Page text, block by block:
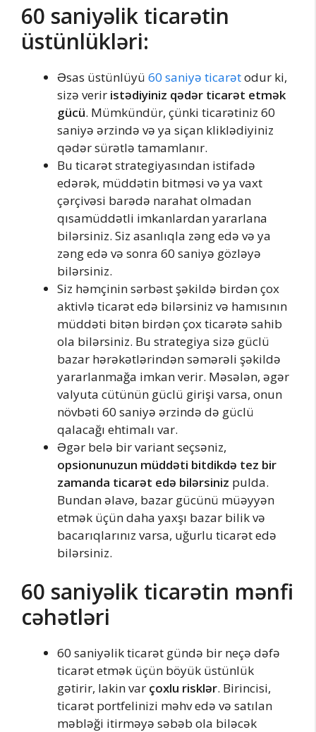
60 saniyəlik ticarətin
üstünlükləri:
Əsas üstünlüyü 60 saniyə ticarətodur ki,
sizə verir istədiyiniz qədər ticarət etmək
gücü. Mümkündür, çünki ticarətiniz 60
saniyə ərzində və ya siçan kliklədiyiniz
qədər sürətlə tamamlanır.
Bu ticarət strategiyasından istifadə
edərək, müddətin bitməsi və ya vaxt
çərçivəsi barədə narahat olmadan
qısamüddətli imkanlardan yararlana
bilərsiniz. Siz asanlıqla zəng edə və ya
zəng edə və sonra 60 saniyə gözləyə
bilərsiniz.
Siz həmçinin sərbəst şəkildə birdən çox
aktivlə ticarət edə bilərsiniz və hamısının
müddəti bitən birdən çox ticarətə sahib
ola bilərsiniz. Bu strategiya sizə güclü
bazar hərəkətlərindən səmərəli şəkildə
yararlanmağa imkan verir. Məsələn, əgər
valyuta cütünün güclü girişi varsa, onun
növbəti 60 saniyə ərzində də güclü
qalacağı ehtimalı var.
Əgər belə bir variant seçsəniz,
opsionunuzun müddəti bitdikdə tez bir
zamanda ticarət edə bilərsiniz pulda.
Bundan əlavə, bazar gücünü müəyyən
etmək üçün daha yaxşı bazar bilik və
bacarıqlarınız varsa, uğurlu ticarət edə
bilərsiniz.
60 saniyəlik ticarətin mənfi
cəhətləri
60 saniyəlik ticarət gündə bir neçə dəfə
ticarət etmək üçün böyük üstünlük
gətirir, lakin var çoxlu risklər. Birincisi,
ticarət portfelinizi məhv edə və satılan
məbləği itirməyə səbəb ola biləcək